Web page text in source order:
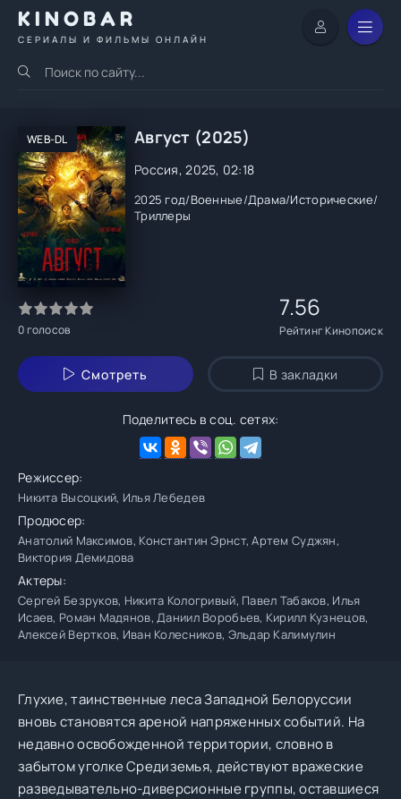
KINOBAR
СЕРИАЛЫ И ФИЛЬМЫ ОНЛАЙН
WEB-DL Август (2025)
Россия, 2025, 02:18
2025 год/Военные/Драма/Исторические/
Триллеры
0голосов
7.56
Рейтинг Кинопоиск
Смотреть В закладки
Поделитесь в соц. сетях:
Режиссер:
Никита Высоцкий, Илья Лебедев
Продюсер:
Анатолий Максимов, Константин Эрнст, Артем Суджян,
Виктория Демидова
Актеры:
Сергей Безруков, Никита Кологривый, Павел Табаков, Илья
Исаев, Роман Мадянов, Даниил Воробьев, Кирилл Кузнецов,
Алексей Вертков, Иван Колесников, Эльдар Калимулин
Глухие, таинственные леса Западной Белоруссии
вновь становятся ареной напряженных событий. На
недавно освобожденной территории, словно в
забытом уголке Средиземья, действуют вражеские
разведывательно-диверсионные группы, оставшиеся